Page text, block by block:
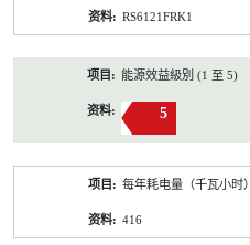
RS6121FRK1
能源效益級別 (1 至 5)
5
每年耗电量（千瓦小时）
416